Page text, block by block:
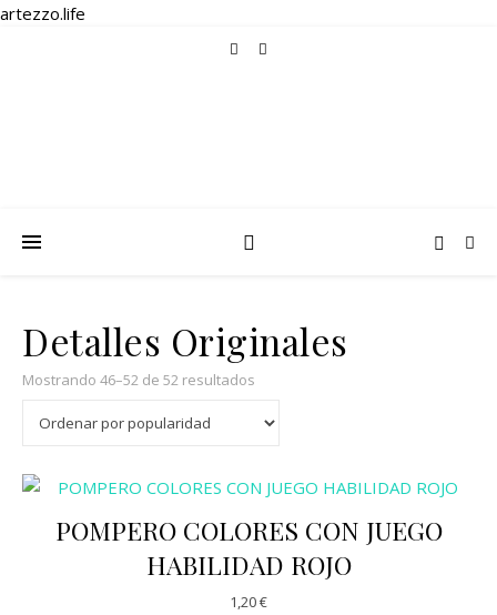
artezzo.life
Detalles Originales
Mostrando 46–52 de 52 resultados
POMPERO COLORES CON JUEGO
HABILIDAD ROJO
1,20€